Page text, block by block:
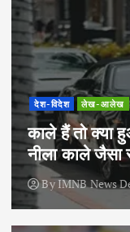
देश-विदेश लेख-आलेख
काले हैं तो क्या
नीला काले जैसा
ByIMNB News